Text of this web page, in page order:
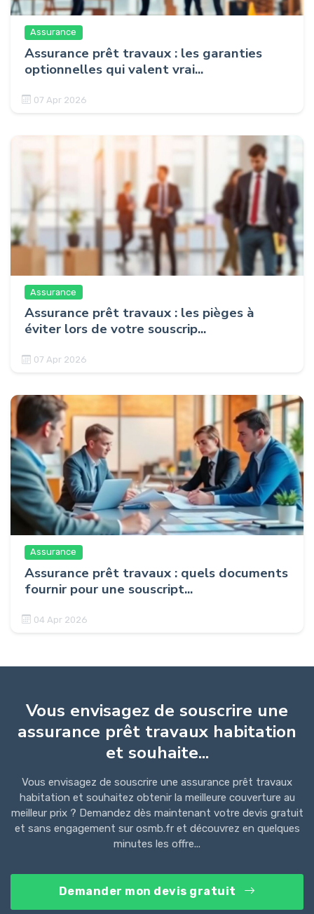
Assurance
Assurance prêt travaux : les garanties
optionnelles qui valent vrai...
07 Apr 2026
Assurance
Assurance prêt travaux : les pièges à
éviter lors de votre souscrip...
07 Apr 2026
Assurance
Assurance prêt travaux : quels documents
fournir pour une souscript...
04 Apr 2026
Vous envisagez de souscrire une
assurance prêt travaux habitation
et souhaite...
Vous envisagez de souscrire une assurance prêt travaux
habitation et souhaitez obtenir la meilleure couverture au
meilleur prix ? Demandez dès maintenant votre devis gratuit
et sans engagement sur osmb.fr et découvrez en quelques
minutes les offre...
Demander mon devis gratuit